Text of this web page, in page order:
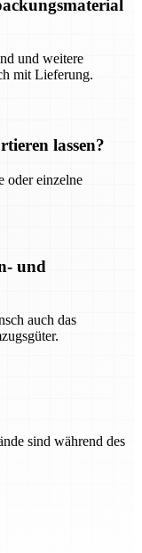
und weitere
mit Lieferung.
lassen?
oder einzelne
und
auch das
sind während des